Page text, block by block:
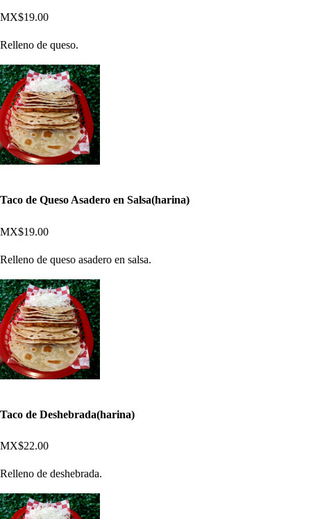
MX$19.00
Relleno de queso.
Taco de Queso Asadero en Salsa(harina)
MX$19.00
Relleno de queso asadero en salsa.
Taco de Deshebrada(harina)
MX$22.00
Relleno de deshebrada.